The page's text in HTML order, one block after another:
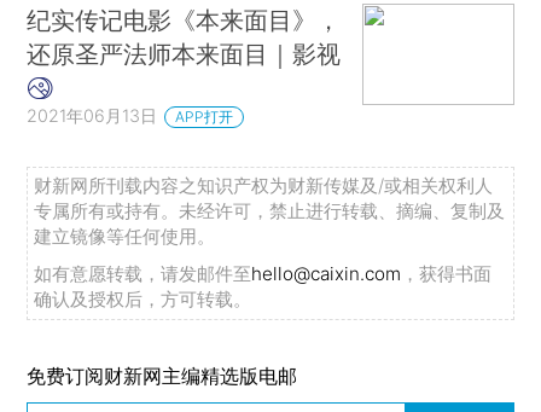
纪实传记电影《本来面目》，
还原圣严法师本来面目｜影视
2021年06月13日 APP打开
财新网所刊载内容之知识产权为财新传媒及/或相关权利人
专属所有或持有。未经许可，禁止进行转载、摘编、复制及
建立镜像等任何使用。
如有意愿转载，请发邮件至hello@caixin.com ，获得书面
确认及授权后，方可转载。
免费订阅财新网主编精选版电邮